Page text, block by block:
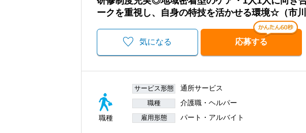
ークを重視し、自身の特技を活かせる環境☆（市川
気になる 応募する
職種
サービス形態 通所サービス
職種 介護職・ヘルパー
雇用形態 パート・アルバイト